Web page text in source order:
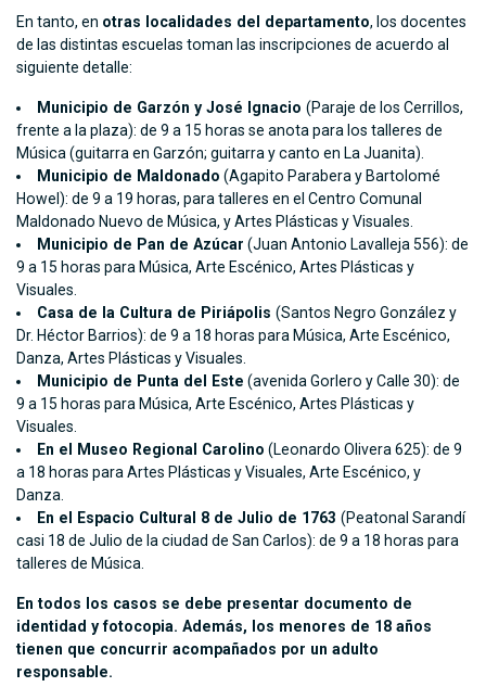
En tanto, en otras localidades del departamento, los docentes
de las distintas escuelas toman las inscripciones de acuerdo al
siguiente detalle:
Municipio de Garzón y José Ignacio(Paraje de los Cerrillos,
frente a la plaza): de 9 a 15 horas se anota para los talleres de
Música (guitarra en Garzón; guitarra y canto en La Juanita).
Municipio de Maldonado (Agapito Parabera y Bartolomé
Howel): de 9 a 19 horas, para talleres en el Centro Comunal
Maldonado Nuevo de Música, y Artes Plásticas y Visuales.
Municipio de Pan de Azúcar (Juan Antonio Lavalleja 556): de
9 a 15 horas para Música, Arte Escénico, Artes Plásticas y
Visuales.
Casa de la Cultura de Piriápolis(Santos Negro González y
Dr. Héctor Barrios): de 9 a 18 horas para Música, Arte Escénico,
Danza, Artes Plásticas y Visuales.
Municipio de Punta del Este (avenida Gorlero y Calle 30): de
9 a 15 horas para Música, Arte Escénico, Artes Plásticas y
Visuales.
En el Museo Regional Carolino (Leonardo Olivera 625): de 9
a 18 horas para Artes Plásticas y Visuales, Arte Escénico, y
Danza.
En el Espacio Cultural 8 de Julio de 1763(Peatonal Sarandí
casi 18 de Julio de la ciudad de San Carlos): de 9 a 18 horas para
talleres de Música.
En todos los casos se debe presentar documento de
identidad y fotocopia. Además, los menores de 18 años
tienen que concurrir acompañados por un adulto
responsable.